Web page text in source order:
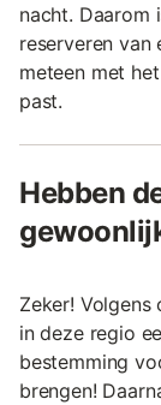
nacht. Daarom
reserveren
meteen met
past.
Hebben
Zeker!
in deze regio
bestemming
brengen!